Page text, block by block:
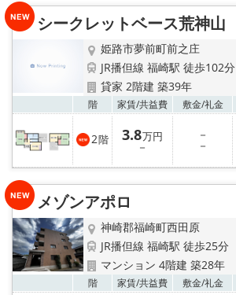
シークレットベース荒神山
姫路市夢前町前之庄
JR播但線 福崎駅 徒歩102分
貸家 2階建 築39年
階 家賃/共益費 敷金/礼金
2階 3.8万円
－
－
－
メゾンアポロ
神崎郡福崎町西田原
JR播但線 福崎駅 徒歩25分
マンション 4階建 築28年
階 家賃/共益費 敷金/礼金